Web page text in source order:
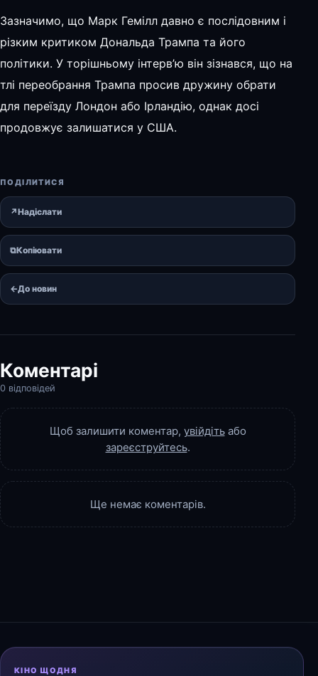
Зазначимо, що Марк Гемілл давно є послідовним і
різким критиком Дональда Трампа та його
політики. У торішньому інтерв’ю він зізнався, що на
тлі переобрання Трампа просив дружину обрати
для переїзду Лондон або Ірландію, однак досі
продовжує залишатися у США.
ПОДІЛИТИСЯ
↗Надіслати
⧉Копіювати
←До новин
Коментарі
0 відповідей
Щоб залишити коментар, увійдітьабо
зареєструйтесь.
Ще немає коментарів.
КІНО ЩОДНЯ